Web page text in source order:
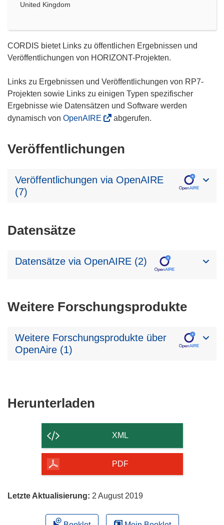
United Kingdom
CORDIS bietet Links zu öffentlichen Ergebnissen und
Veröffentlichungen von HORIZONT-Projekten.
Links zu Ergebnissen und Veröffentlichungen von RP7-
Projekten sowie Links zu einigen Typen spezifischer
Ergebnisse wie Datensätzen und Software werden
dynamisch von OpenAIRE abgerufen.
Veröffentlichungen
Veröffentlichungen via OpenAIRE
(7)
Datensätze
Datensätze via OpenAIRE (2)
Weitere Forschungsprodukte
Weitere Forschungsprodukte über
OpenAire (1)
Herunterladen
der
Seite
herunterladen
XML
PDF
Letzte Aktualisierung: 2 August 2019